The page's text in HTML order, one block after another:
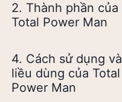
2. Thành phần của
Total Power Man
4. Cách sử dụng và
liều dùng của Total
Power Man